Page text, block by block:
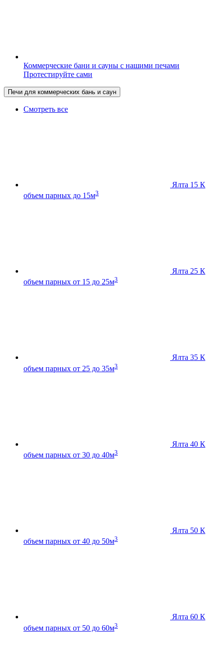
Коммерческие бани и сауны с нашими печами
Протестируйте сами
Печи для коммерческих бань и саун
Смотреть все
Ялта 15 К
объем парных до 15м3
Ялта 25 К
объем парных от 15 до 25м3
Ялта 35 К
объем парных от 25 до 35м3
Ялта 40 К
объем парных от 30 до 40м3
Ялта 50 К
объем парных от 40 до 50м3
Ялта 60 К
объем парных от 50 до 60м3